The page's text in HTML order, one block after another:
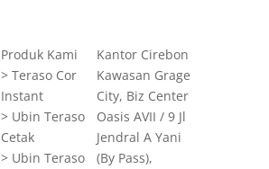
Produk Kami
> Teraso Cor
Instant
> Ubin Teraso
Cetak
> Ubin Teraso
Kantor Cirebon
Kawasan Grage
City, Biz Center
Oasis AVII / 9 Jl
Jendral A Yani
(By Pass),